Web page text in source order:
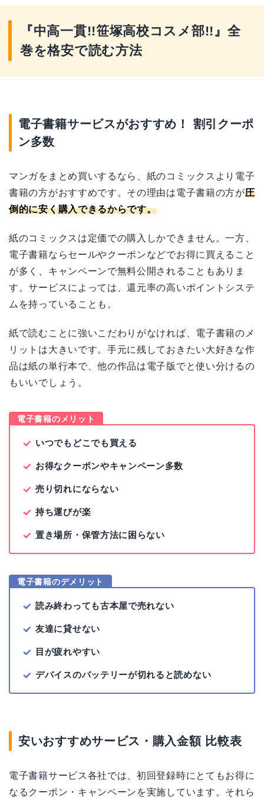
『中高一貫!!笹塚高校コスメ部!!』全
巻を格安で読む方法
電子書籍サービスがおすすめ！ 割引クーポ
ン多数
マンガをまとめ買いするなら、紙のコミックスより電子
書籍の方がおすすめです。その理由は電子書籍の方が圧
倒的に安く購入できるからです。
紙のコミックスは定価での購入しかできません。一方、
電子書籍ならセールやクーポンなどでお得に買えること
が多く、キャンペーンで無料公開されることもありま
す。サービスによっては、還元率の高いポイントシステ
ムを持っていることも。
紙で読むことに強いこだわりがなければ、電子書籍のメ
リットは大きいです。手元に残しておきたい大好きな作
品は紙の単行本で、他の作品は電子版でと使い分けるの
もいいでしょう。
電子書籍のメリット
いつでもどこでも買える
お得なクーポンやキャンペーン多数
売り切れにならない
持ち運びが楽
置き場所・保管方法に困らない
電子書籍のデメリット
読み終わっても古本屋で売れない
友達に貸せない
目が疲れやすい
デバイスのバッテリーが切れると読めない
安いおすすめサービス・購入金額 比較表
電子書籍サービス各社では、初回登録時にとてもお得に
なるクーポン・キャンペーンを実施しています。それら